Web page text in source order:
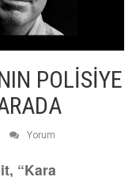
POLİSİYE
Yorum
“Kara